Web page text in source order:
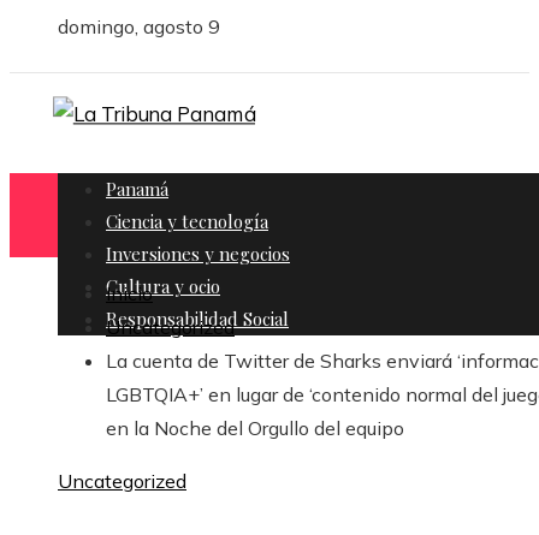
domingo, agosto 9
Panamá
Ciencia y tecnología
Inversiones y negocios
Cultura y ocio
Responsabilidad Social
Inicio
Uncategorized
La cuenta de Twitter de Sharks enviará
LGBTQIA+’ en lugar de ‘contenido normal del
en la Noche del Orgullo del equipo
Uncategorized